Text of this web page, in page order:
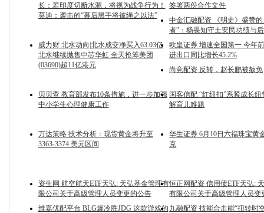
长：若印度切断水源，将视为战争行为！
莫迪：袭击的“幕后黑手将被绳之以法”
签署两份合作文件
中金汇融配资 《明史》盛赞
者”：杨畏知守土安民功绩与
威力财 北水动向|北水成交净买入63.03亿
北水继续抛售中芯华虹 全天抢筹美团
(03690)超11亿港元
欧皇证券 增速全国第一 今年
进出口同比增长45.2%
尚竞配资 反转，赵长鹏被赦免
贝贝查 教育部发布10条措施，进一步加强
中小学生心理健康工作
国客信配 “红纽扣”系紧成长
解育儿难题
万达策略 技术分析：现货黄金将升至
3363-3374 美元区间
华生证券 6月10日六福珠宝黄
克
资生网 航空航天ETF天弘: 天弘基金管理有
限公司关于高级管理人员变更的公告
恒正网配资 信用债ETF天弘:
有限公司关于高级管理人员变
维嘉优配平台 BLG爆冷胜JDG 这款游戏的 九融配资 技能合击能“扭转时